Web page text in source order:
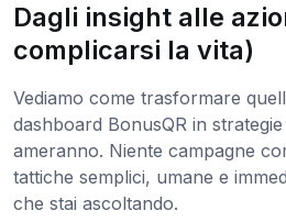
Dagli insight alle
complicarsi la vita)
Vediamo come trasformare
dashboard BonusQR in
ameranno. Niente campagne
tattiche semplici, umane e
che stai ascoltando.